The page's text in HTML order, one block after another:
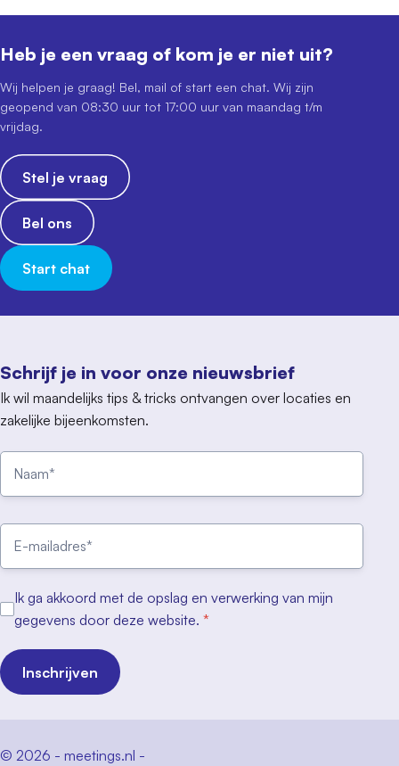
Schrijf je in voor onze nieuwsbrief
Ik wil maandelijks tips & tricks ontvangen over locaties en
zakelijke bijeenkomsten.
Ik ga akkoord met de opslag en verwerking van mijn
gegevens door deze website. *
Inschrijven
Heb je een vraag of kom je er niet uit?
Wij helpen je graag! Bel, mail of start een chat. Wij zijn
geopend van 08:30 uur tot 17:00 uur van maandag t/m
vrijdag.
Stel je vraag
Bel ons
Start chat
© 2026 - meetings.nl -